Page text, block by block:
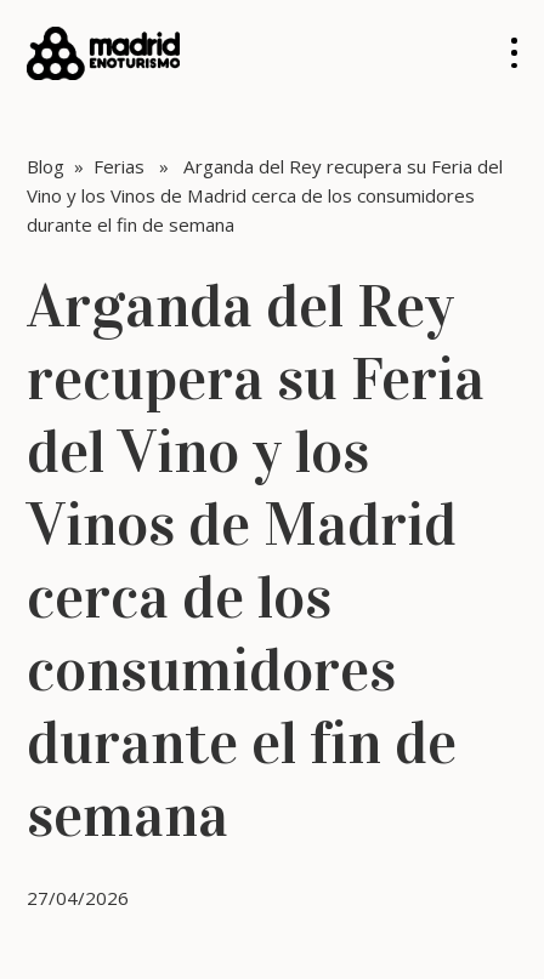
Blog » Ferias » Arganda del Rey recupera su Feria del
Vino y los Vinos de Madrid cerca de los consumidores
durante el fin de semana
Arganda del Rey
recupera su Feria
del Vino y los
Vinos de Madrid
cerca de los
consumidores
durante el fin de
semana
27/04/2026